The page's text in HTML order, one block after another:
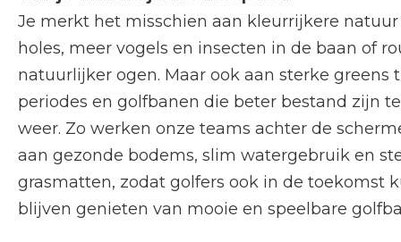
Je merkt het misschien aan kleurrijkere
holes, meer vogels en insecten in de baan of
natuurlijker ogen. Maar ook aan sterke greens
periodes en golfbanen die beter bestand zijn
weer. Zo werken onze teams achter de
aan gezonde bodems, slim watergebruik en
grasmatten, zodat golfers ook in de toekomst
blijven genieten van mooie en speelbare